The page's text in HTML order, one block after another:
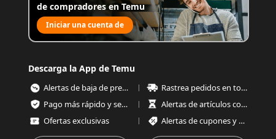
de compradores en Temu
Iniciar una cuenta de
venta
Descarga la App de Temu
Alertas de baja de precios
Rastrea pedidos en todo momento
Pago más rápido y seguro
Alertas de artículos con poco stock
Ofertas exclusivas
Alertas de cupones y ofertas